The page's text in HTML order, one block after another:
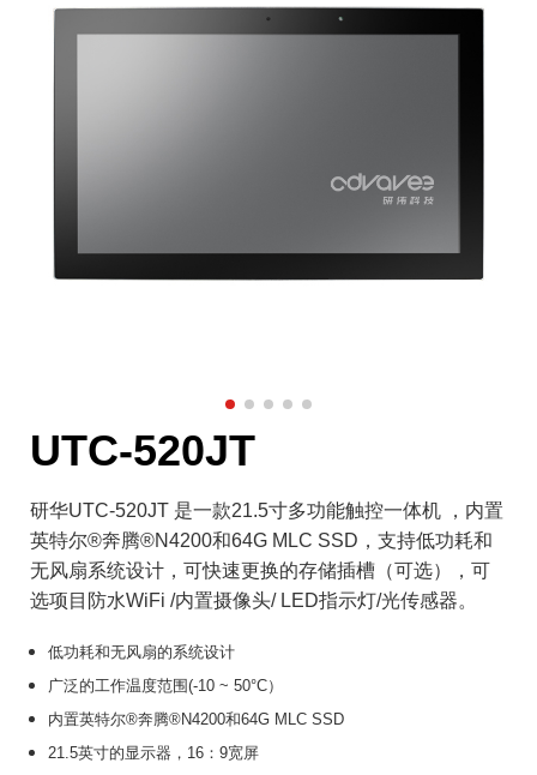
UTC-520JT
研华UTC-520JT 是一款21.5寸多功能触控一体机 ，内置
英特尔®奔腾®N4200和64G MLC SSD，支持低功耗和
无风扇系统设计，可快速更换的存储插槽（可选），可
选项目防水WiFi /内置摄像头/ LED指示灯/光传感器。
低功耗和无风扇的系统设计
广泛的工作温度范围(-10 ~ 50°C）
内置英特尔®奔腾®N4200和64G MLC SSD
21.5英寸的显示器，16：9宽屏